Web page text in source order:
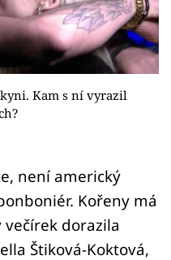
Kam s ní vyrazil
není americký
Kořeny má
večírek dorazila
Štiková-Koktová,